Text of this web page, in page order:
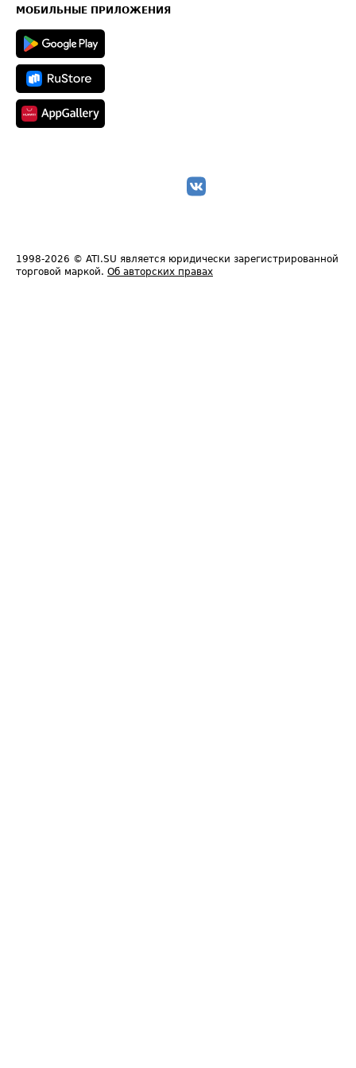
Техническая информация
МОБИЛЬНЫЕ ПРИЛОЖЕНИЯ
1998-2026 © ATI.SU является юридически зарегистрированной
торговой маркой. Об авторских правах